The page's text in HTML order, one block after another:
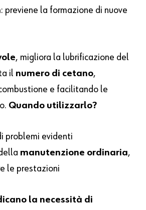
: previene la formazione di nuove
, migliora la lubrificazione del
il numero di cetano,
e facilitando le
Quando utilizzarlo?
problemi evidenti
manutenzione ordinaria,
le prestazioni
la necessità di